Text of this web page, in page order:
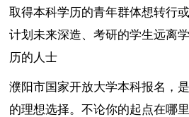
取得本科学历的青年群体想转行
计划未来深造、考研的学生远离
历的人士
濮阳市国家开放大学本科报名，
的理想选择。不论你的起点在哪